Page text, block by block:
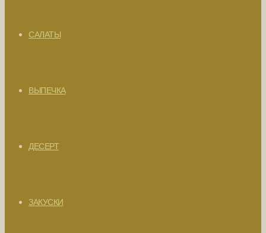
САЛАТЫ
ВЫПЕЧКА
ДЕСЕРТ
ЗАКУСКИ